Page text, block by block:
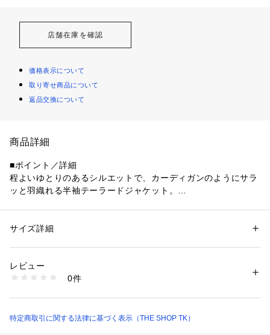
店舗在庫を確認
価格表示について
取り寄せ商品について
返品交換について
商品詳細
■ポイント／詳細
程よいゆとりのあるシルエットで、カーディガンのようにサラ
ッと羽織れる半袖テーラードジャケット。
ラフになりすぎず、夏の大人カジュアルにちょうど良いバラン
すすめで、統一感のある旬なリラックスコーデが完成します。
でも快適な着心地。
性別：メンズ
素材：ポリエステル97％ ポリウレタン3％
商品番号：
616-45013 （ショップ）
サイズ詳細
レビュー
0件
特定商取引に関する法律に基づく表示（THE SHOP TK）